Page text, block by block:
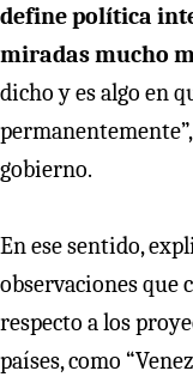
define política
miradas mucho
dicho y es algo en
gobierno.
En ese sentido,
observaciones que
respecto a los
países, como